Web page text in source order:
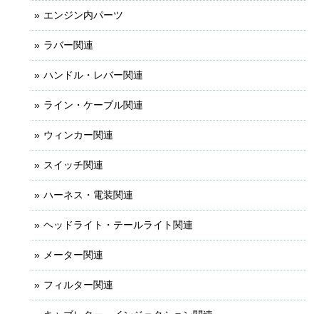
エンジン内パーツ
ラバー関連
ハンドル・レバー関連
ライン・ケーブル関連
ウィンカー関連
スイッチ関連
ハーネス・電装関連
ヘッドライト・テールライト関連
メーター関連
フィルター関連